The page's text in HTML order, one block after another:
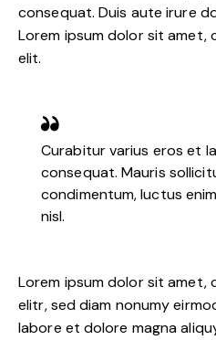
consequat. Duis aute irure
Lorem ipsum dolor sit amet,
elit.
Curabitur varius eros et
consequat. Mauris
condimentum, luctus
nisl.
Lorem ipsum dolor sit amet,
elitr, sed diam nonumy
labore et dolore magna